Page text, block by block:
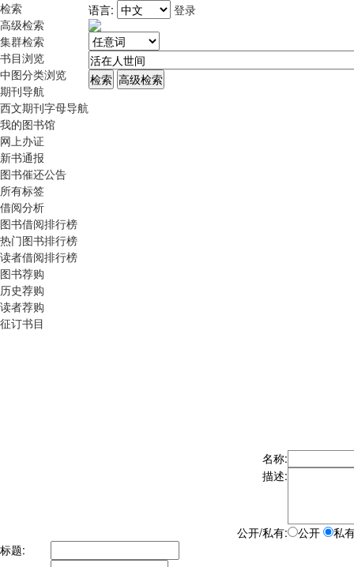
检索
高级检索
集群检索
书目浏览
中图分类浏览
期刊导航
西文期刊字母导航
我的图书馆
网上办证
新书通报
图书催还公告
所有标签
借阅分析
图书借阅排行榜
热门图书排行榜
读者借阅排行榜
图书荐购
历史荐购
读者荐购
征订书目
语言: 登录
名称:
描述:
公开/私有: 公开
私
标题: